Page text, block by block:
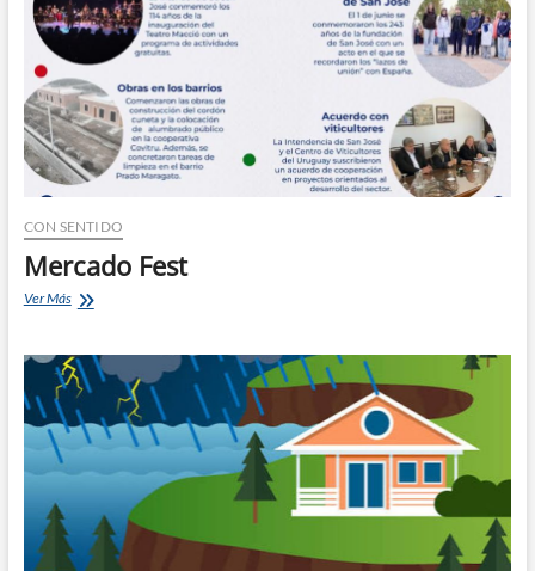
CON SENTIDO
Mercado Fest
Ver MásMercado